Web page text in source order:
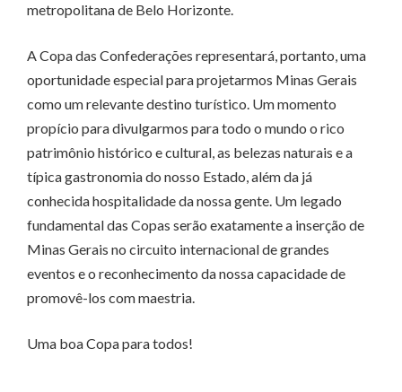
metropolitana de Belo Horizonte.
A Copa das Confederações representará, portanto, uma
oportunidade especial para projetarmos Minas Gerais
como um relevante destino turístico. Um momento
propício para divulgarmos para todo o mundo o rico
patrimônio histórico e cultural, as belezas naturais e a
típica gastronomia do nosso Estado, além da já
conhecida hospitalidade da nossa gente. Um legado
fundamental das Copas serão exatamente a inserção de
Minas Gerais no circuito internacional de grandes
eventos e o reconhecimento da nossa capacidade de
promovê-los com maestria.
Uma boa Copa para todos!